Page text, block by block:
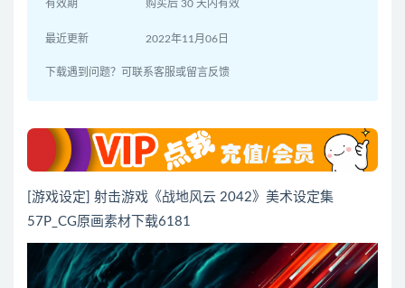
有效期 购买后 30 天内有效
最近更新 2022年11月06日
下载遇到问题？可联系客服或留言反馈
[游戏设定] 射击游戏《战地风云 2042》美术设定集
57P_CG原画素材下载6181